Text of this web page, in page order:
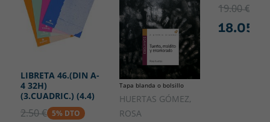
LIBRETA 46.(DIN A-
4 32H)
(3.CUADRIC.) (4.4)
2.50 € 5% DTO
Tapa blanda o bolsillo
HUERTAS GÓMEZ,
ROSA
19.00 €
18.05 €